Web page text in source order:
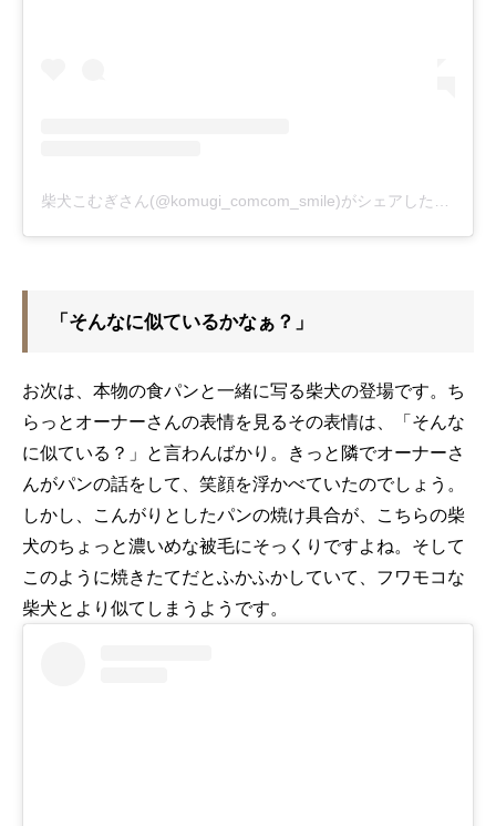
「そんなに似ているかなぁ？」
お次は、本物の食パンと一緒に写る柴犬の登場です。ち
らっとオーナーさんの表情を見るその表情は、「そんな
に似ている？」と言わんばかり。きっと隣でオーナーさ
んがパンの話をして、笑顔を浮かべていたのでしょう。
しかし、こんがりとしたパンの焼け具合が、こちらの柴
犬のちょっと濃いめな被毛にそっくりですよね。そして
このように焼きたてだとふかふかしていて、フワモコな
柴犬とより似てしまうようです。